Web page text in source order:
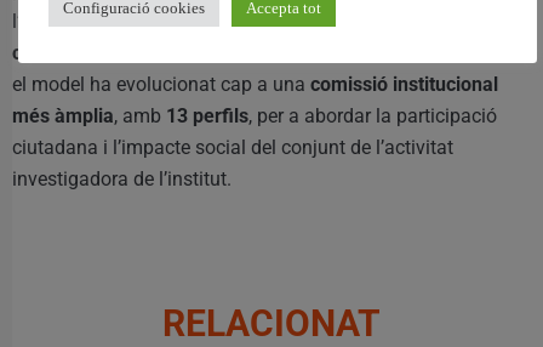
l’Institut, ambcinc membres fundadors, quatre
convocatòries avaluades i 30 projectes analitzats
el model ha evolucionat cap a una comissió institucional
més àmplia, amb 13 perfils, per a abordar la participació
ciutadana i l’impacte social del conjunt de l’activitat
investigadora de l’institut.
RELACIONAT
Configuració cookies Accepta tot